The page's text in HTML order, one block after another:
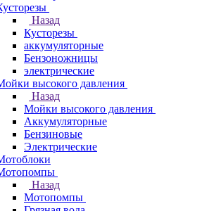
Назад
Кусторезы
аккумуляторные
Бензоножницы
электрические
высокого давления
Назад
Мойки высокого давления
Аккумуляторные
Бензиновые
Электрические
Назад
Мотопомпы